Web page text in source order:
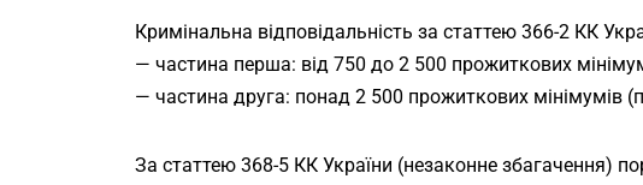
Кримінальна відповідальність за статтею 366-2 КК
— частина перша: від 750 до 2 500 прожиткових
— частина друга: понад 2 500 прожиткових мінімумів
За статтею 368-5 КК України (незаконне збагачення)